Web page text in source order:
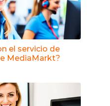
el servicio de
MediaMarkt?